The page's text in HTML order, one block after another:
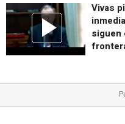
Vivas
siguen